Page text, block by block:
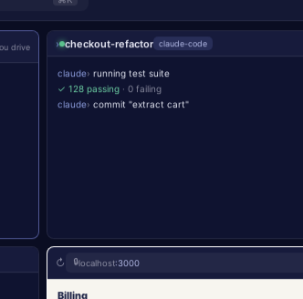
drive › checkout-refactor claude-code
claude› running test suite
✓ 128 passing· 0 failing
claude› commit "extract cart"
↻ 🔒localhost:3000
Billing